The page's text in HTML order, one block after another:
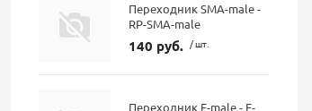
Переходник SMA-male -
RP-SMA-male
140 руб. / шт.
Переходник F-male - F-